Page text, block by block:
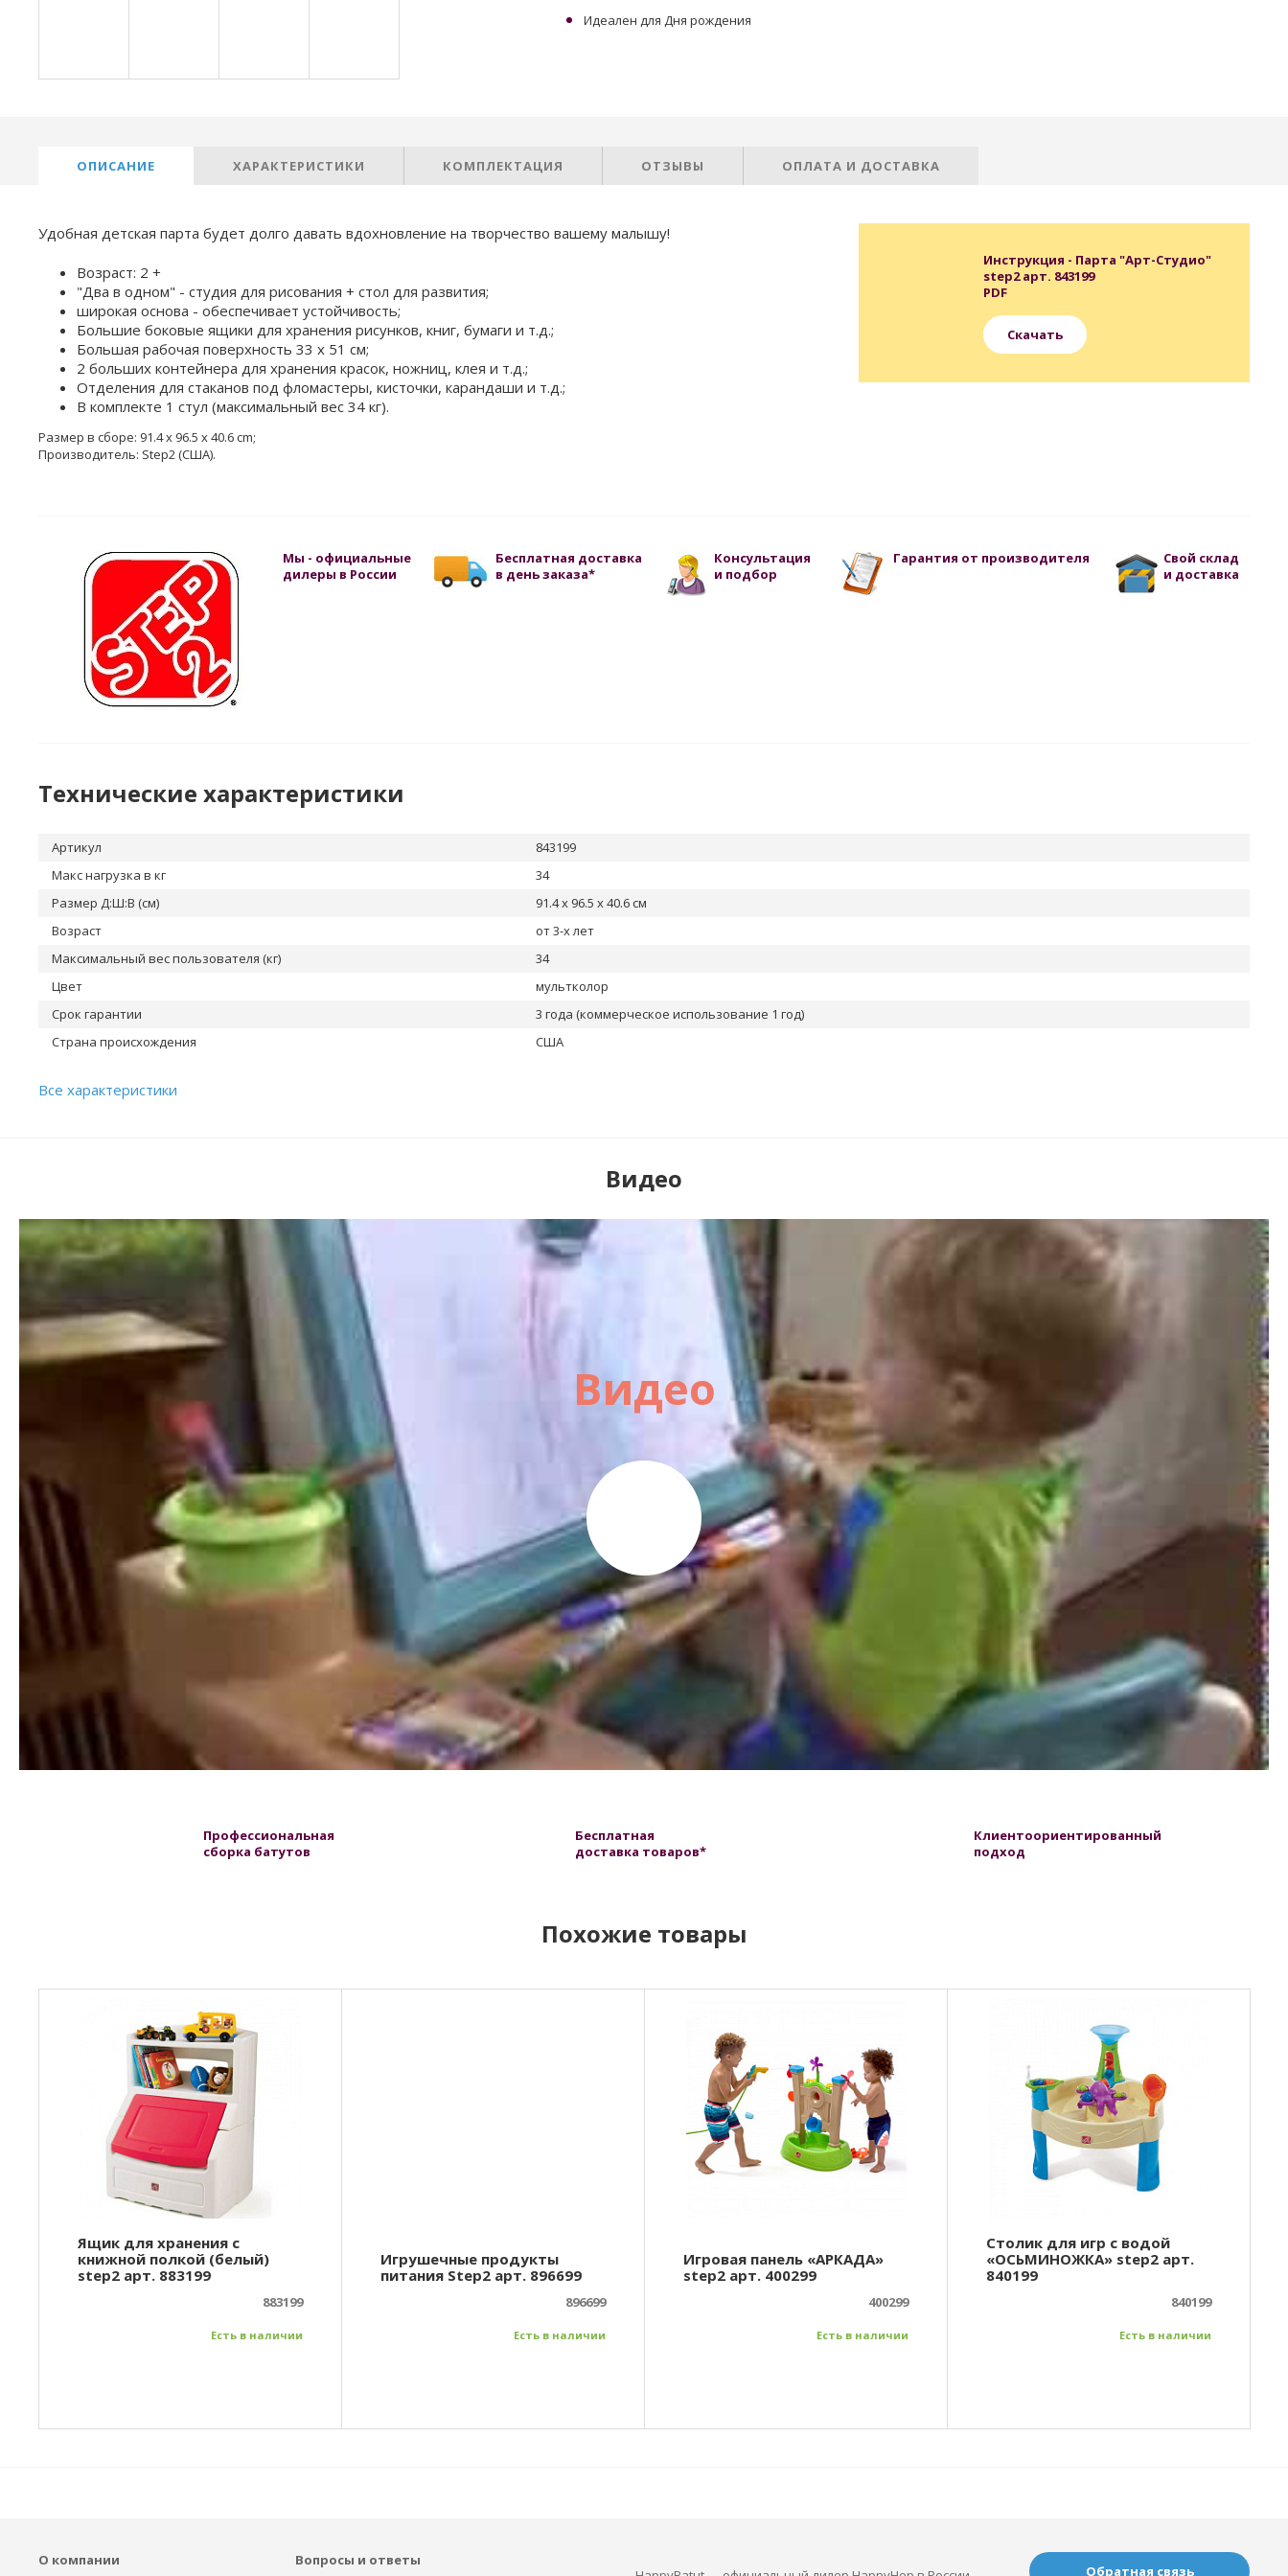
Идеален для Дня рождения
ОПИСАНИЕ ХАРАКТЕРИСТИКИ КОМПЛЕКТАЦИЯ ОТЗЫВЫ ОПЛАТА И ДОСТАВКА
Удобная детская парта будет долго давать вдохновление на творчество вашему малышу!
Возраст: 2 +
"Два в одном" - студия для рисования + стол для развития;
широкая основа - обеспечивает устойчивость;
Большие боковые ящики для хранения рисунков, книг, бумаги и т.д.;
Большая рабочая поверхность 33 х 51 см;
2 больших контейнера для хранения красок, ножниц, клея и т.д.;
Отделения для стаканов под фломастеры, кисточки, карандаши и т.д.;
В комплекте 1 стул (максимальный вес 34 кг).
Размер в сборе: 91.4 x 96.5 x 40.6 cm;
Производитель: Step2 (США).
Инструкция - Парта "Арт-Студио"
step2 арт. 843199
PDF
Скачать
Мы - официальные
дилеры в России
Бесплатная доставка
в день заказа*
Консультация
и подбор
Гарантия от производителя
Свой склад
и доставка
Технические характеристики
Артикул
843199
Макс нагрузка в кг
34
Размер Д:Ш:В (см)
91.4 x 96.5 x 40.6 см
Возраст
от 3-х лет
Максимальный вес пользователя (кг)
34
Цвет
мультколор
Срок гарантии
3 года (коммерческое использование 1 год)
Страна происхождения
США
Все характеристики
Видео
Видео
Профессиональная
сборка батутов
Бесплатная
доставка товаров*
Клиентоориентированный
подход
Похожие товары
Ящик для хранения с
книжной полкой (белый)
step2 арт. 883199
883199
Есть в наличии
Игрушечные продукты
питания Step2 арт. 896699
896699
Есть в наличии
Игровая панель «АРКАДА»
step2 арт. 400299
400299
Есть в наличии
Столик для игр с водой
«ОСЬМИНОЖКА» step2 арт.
840199
840199
Есть в наличии
О компании
Вопросы и ответы
Обратная связь